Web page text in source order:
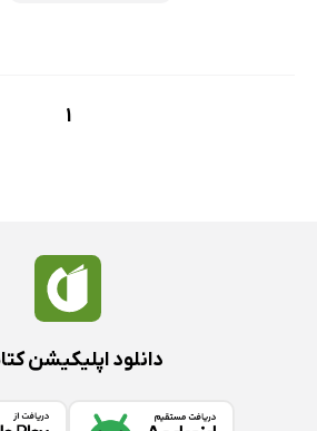
1
دانلود اپلیکیشن